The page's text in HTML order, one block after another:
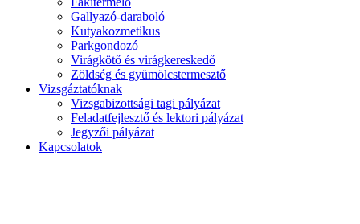
Gallyazó-daraboló
Kutyakozmetikus
Parkgondozó
Virágkötő és virágkereskedő
Zöldség és gyümölcstermesztő
Vizsgáztatóknak
Vizsgabizottsági tagi pályázat
Feladatfejlesztő és lektori pályázat
Jegyzői pályázat
Kapcsolatok